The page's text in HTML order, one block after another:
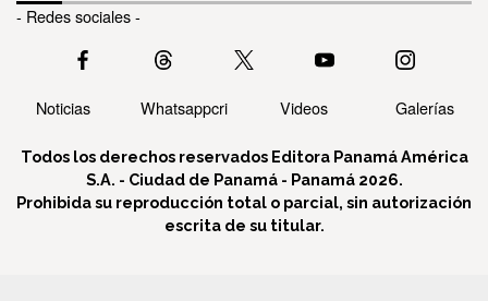
- Redes sociales -
Noticias Whatsappcri Videos Galerías
Todos los derechos reservados Editora Panamá América
S.A. - Ciudad de Panamá - Panamá 2026.
Prohibida su reproducción total o parcial, sin autorización
escrita de su titular.